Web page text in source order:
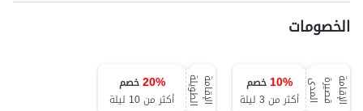
الخصومات
ا
ل
إ
ق
ا
م
ة
ق
ص
ي
ر
ة
ا
ل
م
د ى 10%
خصم
أكثر من 3 ليلة
ا
ل
إ
ق
ا
م
ة
ا
ل
ط
و
ي
لة 20%
خصم
أكثر من 10 ليلة